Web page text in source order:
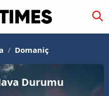
/ Domaniç
Durumu